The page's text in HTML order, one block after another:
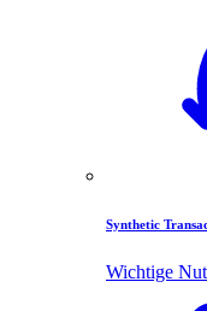
Synthetic
Wichtige